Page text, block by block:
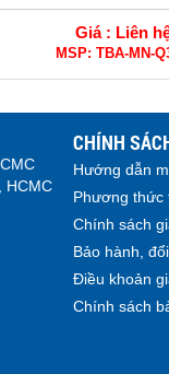
Giá : Liên
MSP:TBA-MN-
HCMC
CHÍNH
Hướng dẫn
Phương thức
Chính sách
Bảo hành,
Điều khoản
Chính sách